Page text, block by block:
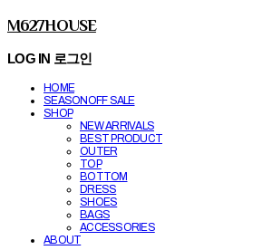
M627HOUSE
LOG IN 로그인
HOME
SEASONOFF SALE
SHOP
NEW ARRIVALS
BEST PRODUCT
OUTER
TOP
BOTTOM
DRESS
SHOES
BAGS
ACCESSORIES
ABOUT